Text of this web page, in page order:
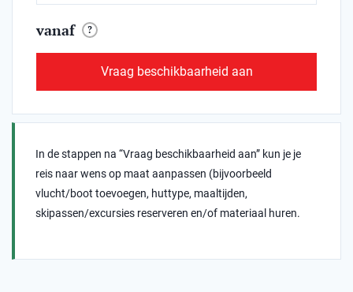
vanaf ?
Vraag beschikbaarheid aan
In de stappen na “Vraag beschikbaarheid aan” kun je je
reis naar wens op maat aanpassen (bijvoorbeeld
vlucht/boot toevoegen, huttype, maaltijden,
skipassen/excursies reserveren en/of materiaal huren.